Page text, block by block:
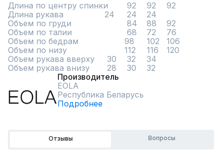
Длина по центру спинки	92	92	92
Длина рукава	               24	24	24
Объем по груди	                84	88	92
Объем по талии	                68	72	76
Объем по бедрам	               98	102	106
Объем по низу	               112	116	120
Объем рукава вверху	30	32	34
Объем рукава внизу	28	30	32
Производитель
EOLA
Республика Беларусь
Подробнее
Отзывы Вопросы